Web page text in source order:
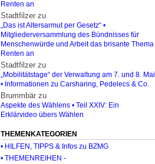
Renten an
Stadtfilzer zu
„Das ist Altersarmut per Gesetz“ •
Mitgliederversammlung des Bündnisses für
Menschenwürde und Arbeit das brisante Thema
Renten an
Stadtfilzer zu
„Mobilitätstage“ der Verwaltung am 7. und 8. Mai
• Informationen zu Carsharing, Pedelecs & Co.
Brummbär zu
Aspekte des Wählens • Teil XXIV: Ein
Erklärvideo übers Wählen
THEMENKATEGORIEN
• HILFEN, TIPPS & Infos zu BZMG
• THEMENREIHEN -